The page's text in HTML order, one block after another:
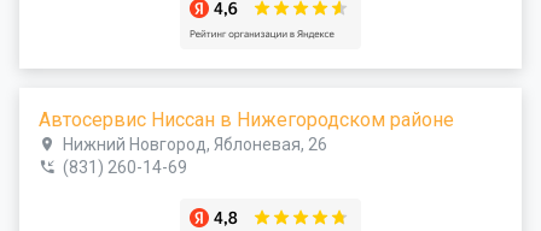
Автосервис Ниссан в Нижегородском районе
Нижний Новгород, Яблоневая, 26
(831) 260-14-69